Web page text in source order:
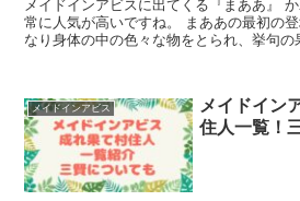
メイドインアビスに出てくる『まああ』 かわいいキャラクターで非
常に人気が高いですね。 まああの最初の登場は衝撃的でした。いき
なり身体の中の色々な物をとられ、挙句の
メイドインアビス
メイドイン
住人一覧！